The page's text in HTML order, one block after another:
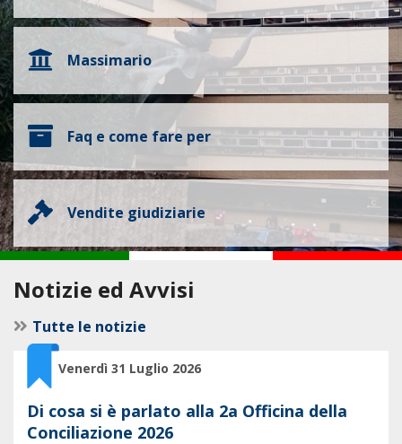
Massimario
Faq e come fare per
Vendite giudiziarie
Notizie ed Avvisi
Tutte le notizie
Venerdì 31 Luglio 2026
Di cosa si è parlato alla 2a Officina della
Conciliazione 2026